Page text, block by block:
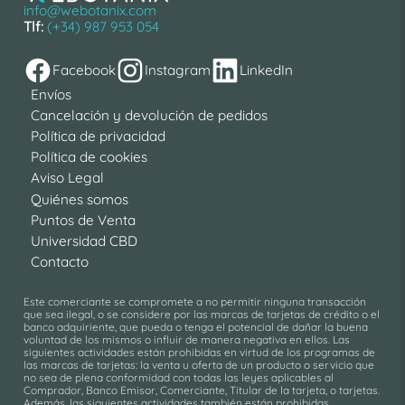
info@webotanix.com
Tlf: (+34) 987 953 054
Facebook Instagram
LinkedIn
Envíos
Cancelación y devolución de pedidos
Política de privacidad
Política de cookies
Aviso Legal
Quiénes somos
Puntos de Venta
Universidad CBD
Contacto
Este comerciante se compromete a no permitir ninguna transacción
que sea ilegal, o se considere por las marcas de tarjetas de crédito o el
banco adquiriente, que pueda o tenga el potencial de dañar la buena
voluntad de los mismos o influir de manera negativa en ellos. Las
siguientes actividades están prohibidas en virtud de los programas de
las marcas de tarjetas: la venta u oferta de un producto o servicio que
no sea de plena conformidad con todas las leyes aplicables al
Comprador, Banco Emisor, Comerciante, Titular de la tarjeta, o tarjetas.